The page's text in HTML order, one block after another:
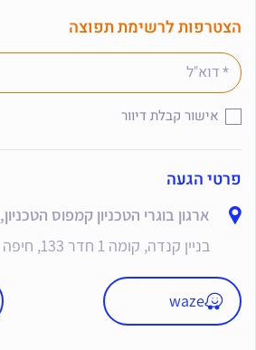
פרטי הגעה
ארגון בוגרי הטכניון קמפוס הטכניון,
בניין קנדה, קומה 1 חדר 133, חיפה
waze
הצטרפות לרשימת תפוצה
אישור קבלת דיוור